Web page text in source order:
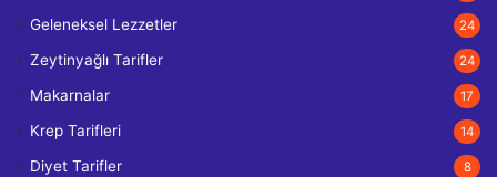
Geleneksel Lezzetler 24
Zeytinyağlı Tarifler 24
Makarnalar 17
Krep Tarifleri 14
Diyet Tarifler 8